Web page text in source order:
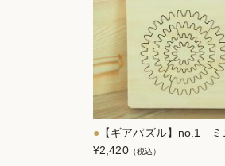
【ギアパズル】no.1 ミ
¥2,420（税込）